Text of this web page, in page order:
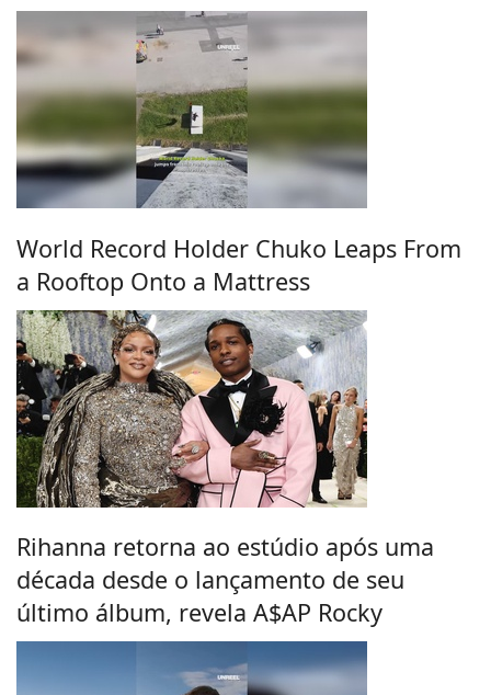
World Record Holder Chuko Leaps From
a Rooftop Onto a Mattress
Rihanna retorna ao estúdio após uma
década desde o lançamento de seu
último álbum, revela A$AP Rocky